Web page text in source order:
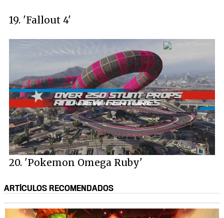
19. 'Fallout 4'
Unmute /
Loaded:
62.59%
Haz click para activar el sonido
20. 'Pokemon Omega Ruby'
ARTÍCULOS RECOMENDADOS